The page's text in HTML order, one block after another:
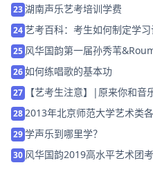
23湖南声乐艺考培训学费
24艺考百科：考生如何制定学习
25 风华国韵第一届孙秀苇
26如何练唱歌的基本功
27 【艺考生注意】|原来你和音
282013年北京师范大学艺术类
29学声乐到哪里学？
30 风华国韵2019高水平艺术团